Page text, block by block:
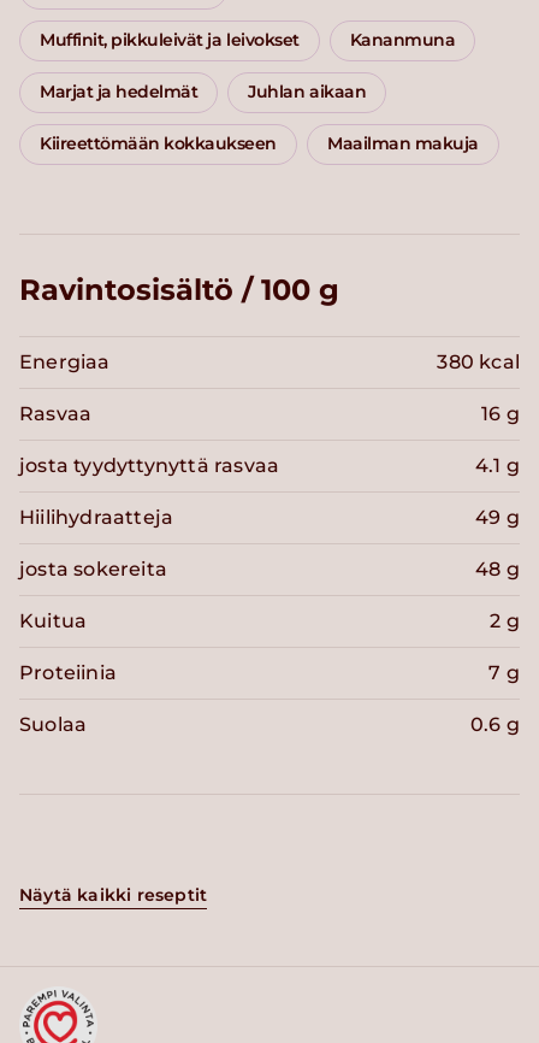
Muffinit, pikkuleivät ja leivokset Kananmuna
Marjat ja hedelmät Juhlan aikaan
Kiireettömään kokkaukseen Maailman makuja
Ravintosisältö / 100 g
Energiaa 380 kcal
Rasvaa 16 g
josta tyydyttynyttä rasvaa 4.1 g
Hiilihydraatteja 49 g
josta sokereita 48 g
Kuitua 2 g
Proteiinia 7 g
Suolaa 0.6 g
Näytä kaikki reseptit